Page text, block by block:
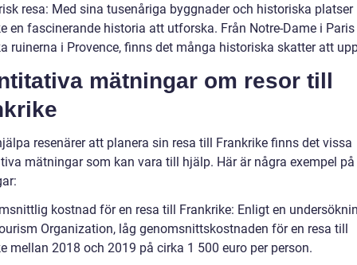
resa: Med sina tusenåriga byggnader och historiska platser
en fascinerande historia att utforska. Från Notre-Dame i
ruinerna i Provence, finns det många historiska skatter att
mätningar om resor till
resenärer att planera sin resa till Frankrike finns det vissa
mätningar som kan vara till hjälp. Här är några exempel
kostnad för en resa till Frankrike: Enligt en
Organization, låg genomsnittskostnaden för en resa till
mellan 2018 och 2019 på cirka 1 500 euro per person.